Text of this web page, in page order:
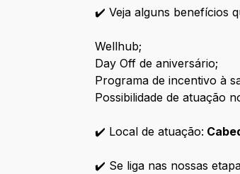
✔️ Veja alguns benefícios
Wellhub;
Day Off de aniversário;
Programa de incentivo à
Possibilidade de atuação
✔️ Local de atuação:
✔️ Se liga nas nossas